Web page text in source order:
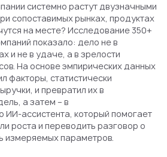
системно растут двузначными
сопоставимых рынках, продуктах
на месте? Исследование 350+
показало: дело не в
и не в удаче, а в зрелости
На основе эмпирических данных
факторы, статистически
и превратил их в
а затем – в
ИИ-ассистента, который помогает
роста и переводить разговор о
измеряемых параметров.